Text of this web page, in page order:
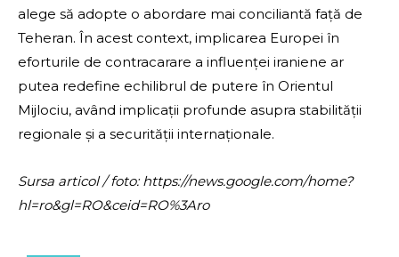
alege să adopte o abordare mai conciliantă față de
Teheran. În acest context, implicarea Europei în
eforturile de contracarare a influenței iraniene ar
putea redefine echilibrul de putere în Orientul
Mijlociu, având implicații profunde asupra stabilității
regionale și a securității internaționale.
Sursa articol / foto: https://news.google.com/home?
hl=ro&gl=RO&ceid=RO%3Aro